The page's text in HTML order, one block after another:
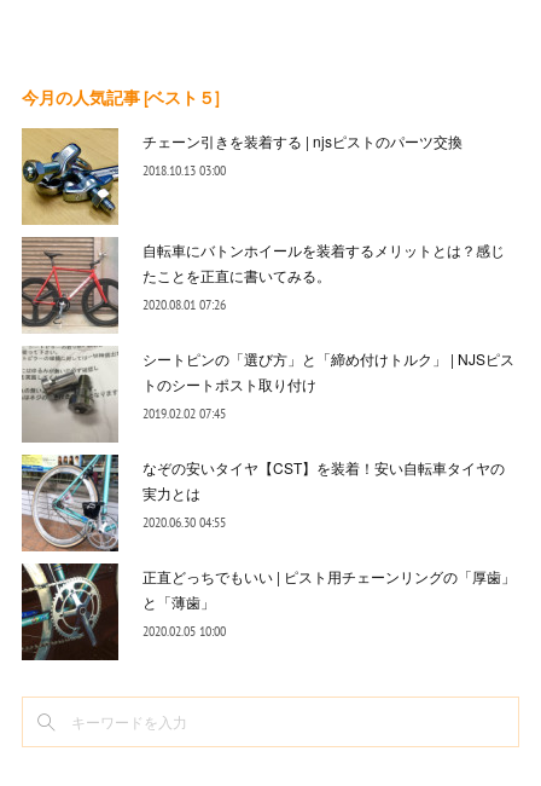
今月の人気記事 [ベスト５]
チェーン引きを装着する | njsピストのパーツ交換
2018.10.13 03:00
自転車にバトンホイールを装着するメリットとは？感じ
たことを正直に書いてみる。
2020.08.01 07:26
シートピンの「選び方」と「締め付けトルク」 | NJSピス
トのシートポスト取り付け
2019.02.02 07:45
なぞの安いタイヤ【CST】を装着！安い自転車タイヤの
実力とは
2020.06.30 04:55
正直どっちでもいい | ピスト用チェーンリングの「厚歯」
と「薄歯」
2020.02.05 10:00